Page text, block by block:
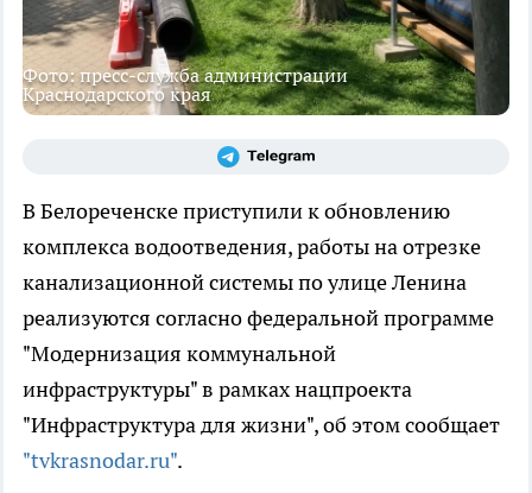
Фото: пресс-служба администрации
Краснодарского края
В Белореченске приступили к обновлению
комплекса водоотведения, работы на отрезке
канализационной системы по улице Ленина
реализуются согласно федеральной программе
"Модернизация коммунальной
инфраструктуры" в рамках нацпроекта
"Инфраструктура для жизни", об этом сообщает
"tvkrasnodar.ru".